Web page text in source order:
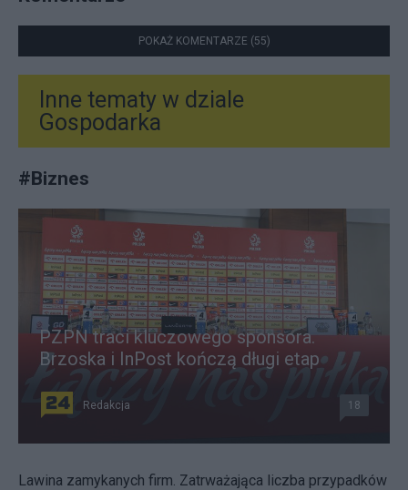
POKAŻ KOMENTARZE (55)
Inne tematy w dziale
Gospodarka
#Biznes
PZPN traci kluczowego sponsora.
Brzoska i InPost kończą długi etap
Redakcja 18
Lawina zamykanych firm. Zatrważająca liczba przypadków